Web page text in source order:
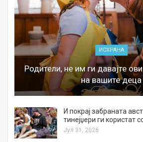
ИСХРАНА
Родители, не им ги давајте
на вашите деца
И покрај забраната
тинејџери ги користат
Јул 31, 2026